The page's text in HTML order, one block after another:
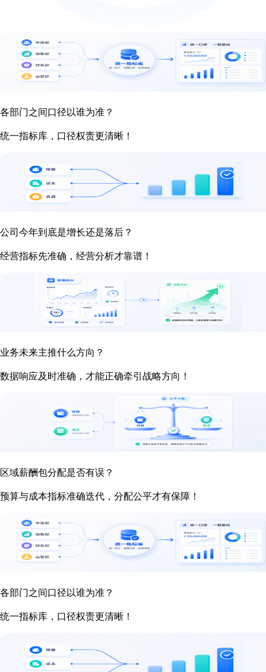
各部门之间口径以谁为准？
统一指标库，口径权责更清晰！
公司今年到底是增长还是落后？
经营指标先准确，经营分析才靠谱！
业务未来主推什么方向？
数据响应及时准确，才能正确牵引战略方向！
区域薪酬包分配是否有误？
预算与成本指标准确迭代，分配公平才有保障！
各部门之间口径以谁为准？
统一指标库，口径权责更清晰！